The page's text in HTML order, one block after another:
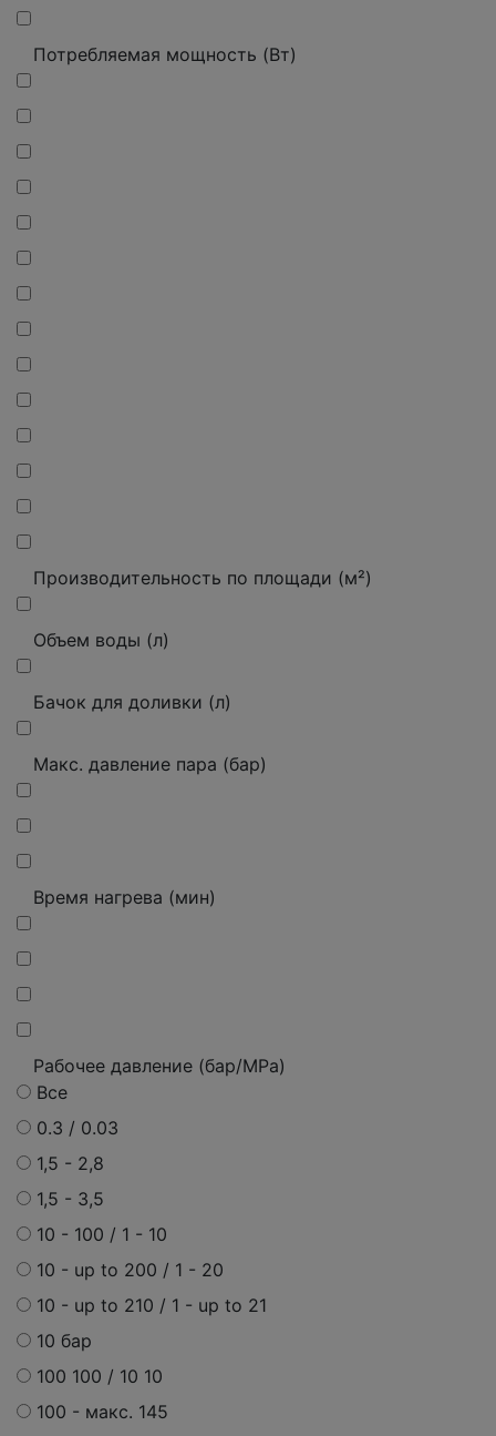
Потребляемая мощность (Вт)
Производительность по площади (м²)
Объем воды (л)
Бачок для доливки (л)
Макс. давление пара (бар)
Время нагрева (мин)
Рабочее давление (бар/MPa)
Все
0.3 / 0.03
1,5 - 2,8
1,5 - 3,5
10 - 100 / 1 - 10
10 - up to 200 / 1 - 20
10 - up to 210 / 1 - up to 21
10 бар
100 100 / 10 10
100 - макс. 145